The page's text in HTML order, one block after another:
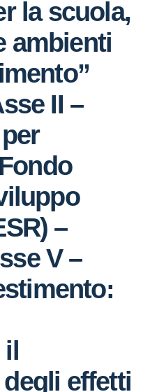
la scuola,
ambienti
II –
–
V –
il
effetti